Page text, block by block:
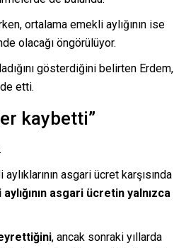
ortalama emekli aylığının ise
olacağı öngörülüyor.
gösterdiğini belirten Erdem,
etti.
kaybetti”
asgari ücret karşısında
asgari ücretin yalnızca
, ancak sonraki yıllarda